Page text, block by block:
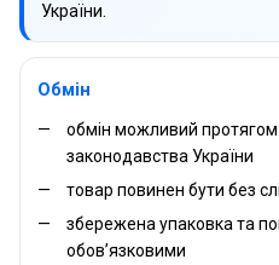
України.
Обмін
обмін можливий протягом
законодавства України
товар повинен бути без
збережена упаковка та
обов’язковими